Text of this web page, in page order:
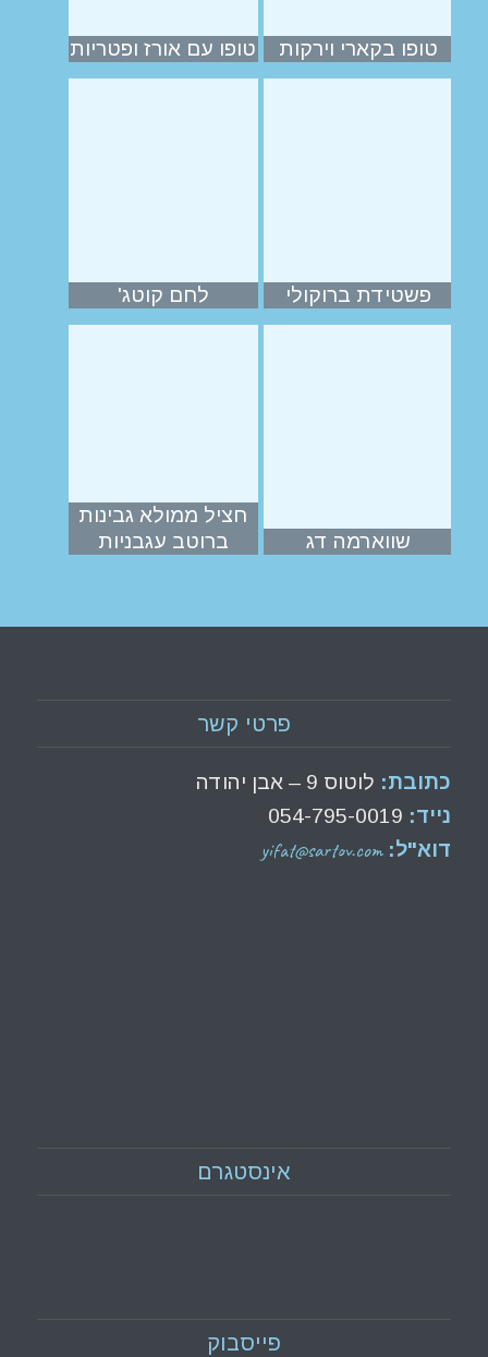
טופו בקארי וירקות טופו עם אורז ופטריות
פשטידת ברוקולי לחם קוטג'
שווארמה דג
חציל ממולא גבינות
ברוטב עגבניות
פרטי קשר
כתובת: לוטוס 9 – אבן יהודה
נייד: 054-795-0019
דוא"ל:yifat@sartov.com
אינסטגרם
פייסבוק